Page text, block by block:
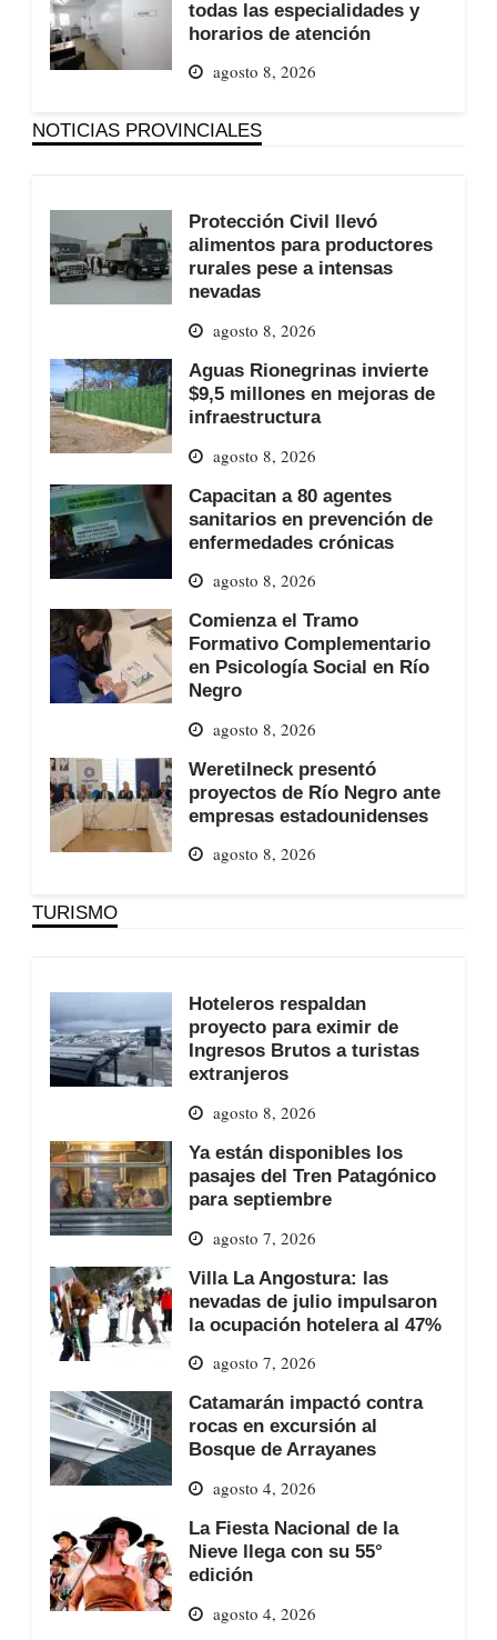
todas las especialidades y
horarios de atención
agosto 8, 2026
NOTICIAS PROVINCIALES
Protección Civil llevó
alimentos para productores
rurales pese a intensas
nevadas
agosto 8, 2026
Aguas Rionegrinas invierte
$9,5 millones en mejoras de
infraestructura
agosto 8, 2026
Capacitan a 80 agentes
sanitarios en prevención de
enfermedades crónicas
agosto 8, 2026
Comienza el Tramo
Formativo Complementario
en Psicología Social en Río
Negro
agosto 8, 2026
Weretilneck presentó
proyectos de Río Negro ante
empresas estadounidenses
agosto 8, 2026
TURISMO
Hoteleros respaldan
proyecto para eximir de
Ingresos Brutos a turistas
extranjeros
agosto 8, 2026
Ya están disponibles los
pasajes del Tren Patagónico
para septiembre
agosto 7, 2026
Villa La Angostura: las
nevadas de julio impulsaron
la ocupación hotelera al 47%
agosto 7, 2026
Catamarán impactó contra
rocas en excursión al
Bosque de Arrayanes
agosto 4, 2026
La Fiesta Nacional de la
Nieve llega con su 55°
edición
agosto 4, 2026